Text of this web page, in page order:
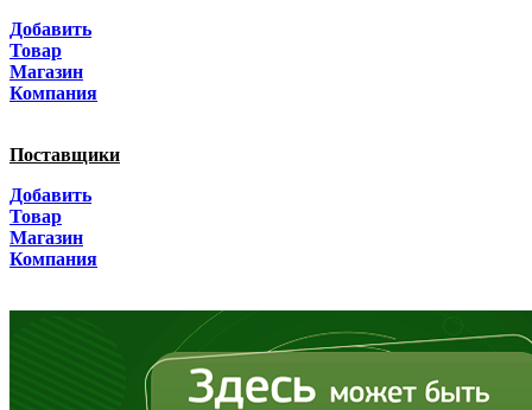
Волгоградская область
Вологодская область
Добавить
Товар
Магазин
Компания
Поставщики
Добавить
Товар
Магазин
Компания